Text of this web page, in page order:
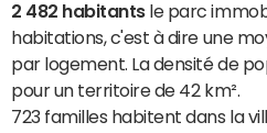
2 482 habitantsle parc
habitations, c'est à dire une
par logement. La densité de
pour un territoire de 42 km².
723 familles habitent dans la